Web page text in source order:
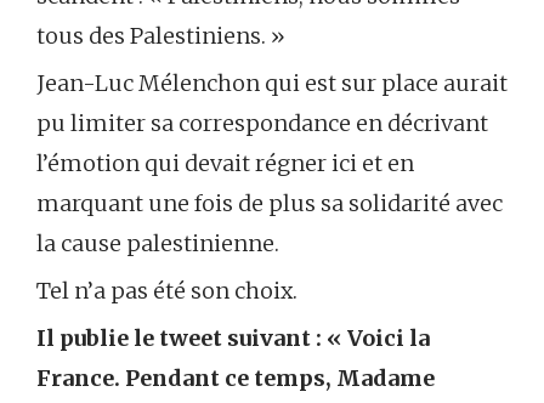
tous des Palestiniens. »
Jean-Luc Mélenchon qui est sur place aurait
pu limiter sa correspondance en décrivant
l’émotion qui devait régner ici et en
marquant une fois de plus sa solidarité avec
la cause palestinienne.
Tel n’a pas été son choix.
Il publie le tweet suivant : « Voici la
France. Pendant ce temps, Madame